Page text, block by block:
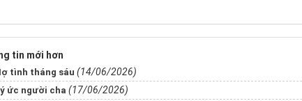
tin mới hơn
tình tháng sáu (14/06/2026)
ức người cha (17/06/2026)